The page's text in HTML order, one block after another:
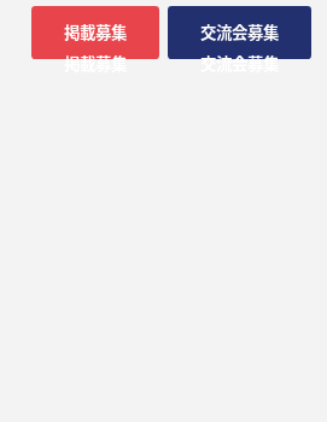
掲載募集
掲載募集
交流会募集
交流会募集